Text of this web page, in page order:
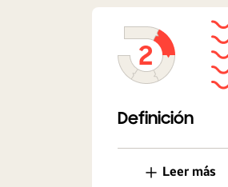
Definición
Leer más